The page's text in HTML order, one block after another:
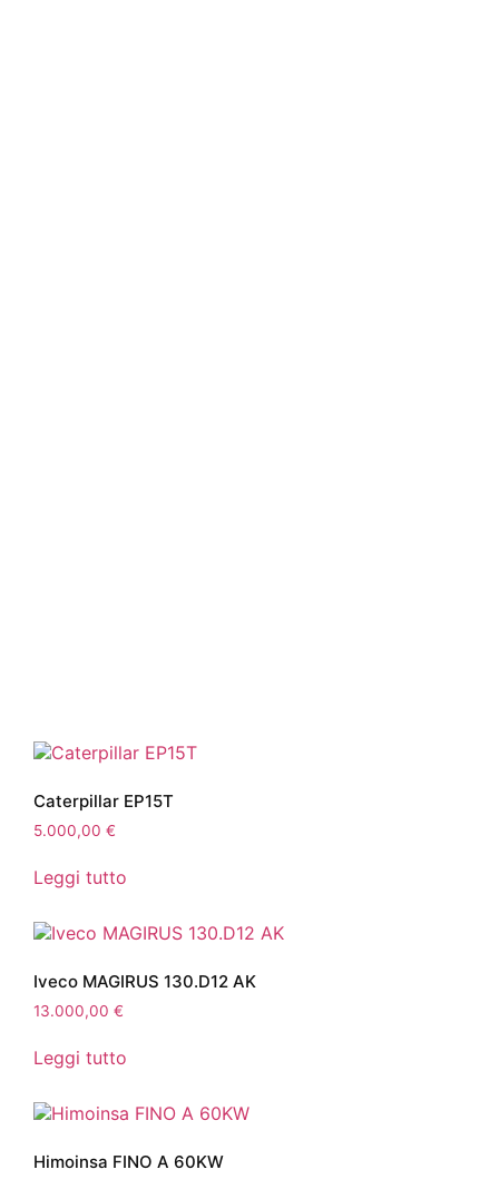
Caterpillar EP15T
5.000,00 €
Leggi tutto
Iveco MAGIRUS 130.D12 AK
13.000,00 €
Leggi tutto
Himoinsa FINO A 60KW